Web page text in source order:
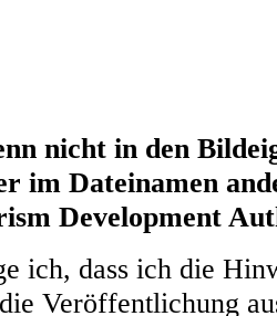
nicht in den
im Dateinamen
Development
ich, dass ich die
Veröffentlichung